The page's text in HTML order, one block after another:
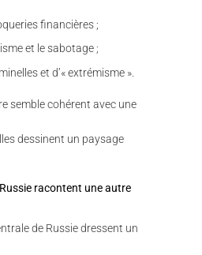
financières ;
et le sabotage ;
et d’« extrémisme ».
semble cohérent avec une
dessinent un paysage
racontent une autre
de Russie dressent un